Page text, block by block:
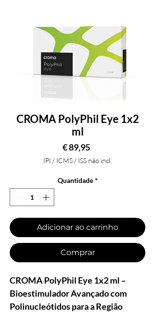
CROMA PolyPhil Eye 1x2
ml
€ 89,95Preço
IPI / ICMS / ISS não incl.
Quantidade *
Adicionar ao carrinho
Comprar
CROMA PolyPhil Eye 1x2 ml –
Bioestimulador Avançado com
Polinucleótidos para a Região